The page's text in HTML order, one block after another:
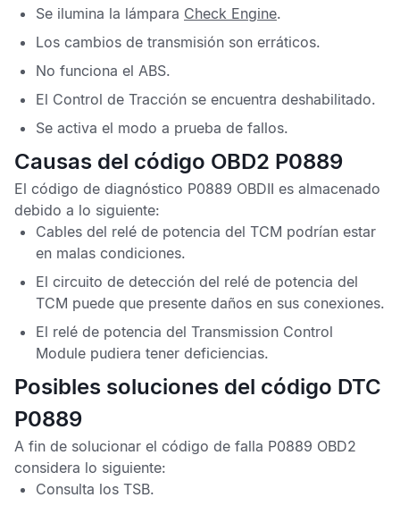
Se ilumina la lámpara Check Engine.
Los cambios de transmisión son erráticos.
No funciona el ABS.
El Control de Tracción se encuentra deshabilitado.
Se activa el modo a prueba de fallos.
Causas del código OBD2 P0889
El código de diagnóstico P0889 OBDII es almacenado
debido a lo siguiente:
Cables del relé de potencia del TCM podrían estar
en malas condiciones.
El circuito de detección del relé de potencia del
TCM puede que presente daños en sus conexiones.
El relé de potencia del Transmission Control
Module pudiera tener deficiencias.
Posibles soluciones del código DTC
P0889
A fin de solucionar el código de falla P0889 OBD2
considera lo siguiente:
Consulta los TSB.